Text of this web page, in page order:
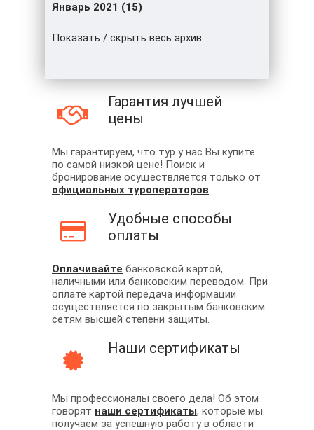
Январь 2021 (15)
Показать / скрыть весь архив
Гарантия лучшей
цены
Мы гарантируем, что тур у нас Вы купите
по самой низкой цене! Поиск и
бронирование осуществляется только от
официальных туроператоров.
Удобные способы
оплаты
Оплачивайте банковской картой,
наличными или банковским переводом. При
оплате картой передача информации
осуществляется по закрытым банковским
сетям высшей степени защиты.
Наши сертификаты
Мы профессионалы своего дела! Об этом
говорят наши сертификаты, которые мы
получаем за успешную работу в области